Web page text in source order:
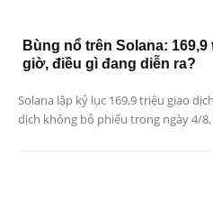
Bùng nổ trên Solana:
giờ, điều gì đang diễn ra?
Solana lập kỷ lục 169,9 triệu giao
dịch không bỏ phiếu trong ngày 4/